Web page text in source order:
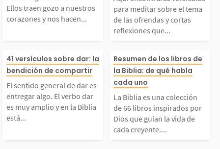
semilla que crece e
derrama en
Ellos traen go
a nuestros corazon
y nos hacen ver la
desde otra persp
Los hijos son t
Ellos traen gozo a nuestros
corazones y nos hacen...
bre el tema de
ndas y cortas
nes que
omo palabra
momento de
las...
para meditar sobre el tema
de las ofrendas y cortas
reflexiones que...
sentido general de
es entregar algo.
verbo dar es muy a
y en la Biblia es
41 versículos sobre dar: la
bendición de compartir
El sentido general de dar es
entregar algo. El verbo dar
es muy amplio y en la Biblia
está...
La Biblia es
ción de 66
rados por Dios
ían la vida de
Resumen de los libros de
la Biblia: de qué habla
cada uno
La Biblia es una colección
de 66 libros inspirados por
Dios que guían la vida de
cada creyente....